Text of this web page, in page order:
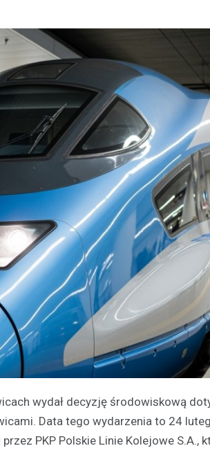
wydał decyzję środowiskową
Data tego wydarzenia to 24
PKP Polskie Linie Kolejowe S.A.,